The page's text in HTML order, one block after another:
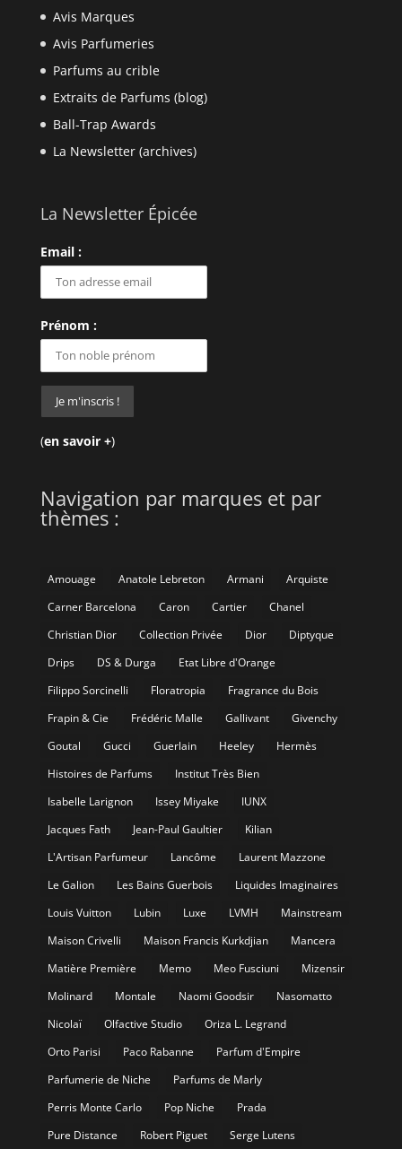
Avis Marques
Avis Parfumeries
Parfums au crible
Extraits de Parfums (blog)
Ball-Trap Awards
La Newsletter (archives)
La Newsletter Épicée
Email :
Prénom :
(en savoir +)
Navigation par marques et par
thèmes :
Amouage Anatole Lebreton Armani
Arquiste
Carner Barcelona
Caron Cartier
Chanel
Christian Dior
Collection Privée Dior
Diptyque
Drips
DS & Durga
Etat Libre d'Orange
Filippo Sorcinelli
Floratropia
Fragrance du Bois
Frapin & Cie
Frédéric Malle Gallivant
Givenchy
Goutal
Gucci Guerlain Heeley
Hermès
Histoires de Parfums
Institut Très Bien
Isabelle Larignon
Issey Miyake
IUNX
Jacques Fath
Jean-Paul Gaultier
Kilian
L'Artisan Parfumeur
Lancôme
Laurent Mazzone
Le Galion
Les Bains Guerbois
Liquides Imaginaires
Louis Vuitton
Lubin Luxe LVMH
Mainstream
Maison Crivelli
Maison Francis Kurkdjian
Mancera
Matière Première
Memo Meo Fusciuni
Mizensir
Molinard
Montale Naomi Goodsir
Nasomatto
Nicolaï
Olfactive Studio
Oriza L. Legrand
Orto Parisi
Paco Rabanne
Parfum d'Empire
Parfumerie de Niche
Parfums de Marly
Perris Monte Carlo
Pop Niche
Prada
Pure Distance
Robert Piguet Serge Lutens